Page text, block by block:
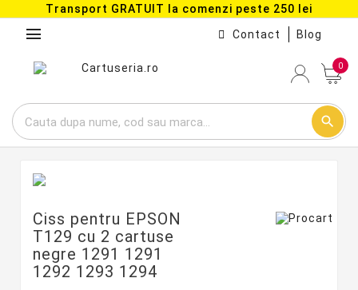
Transport GRATUIT la comenzi peste 250 lei
menu Contact Blog
0
search
Ciss pentru EPSON
T129 cu 2 cartuse
negre 1291 1291
1292 1293 1294